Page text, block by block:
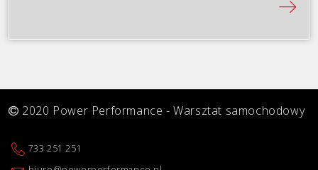
2020 Power Performance - Warsztat samochodowy
733 251 251